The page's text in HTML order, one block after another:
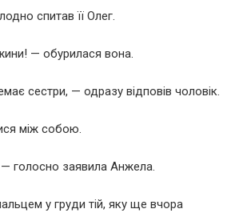
спитав її Олег.
— обурилася вона.
сестри, — одразу відповів чоловік.
між собою.
голосно заявила Анжела.
у груди тій, яку ще вчора